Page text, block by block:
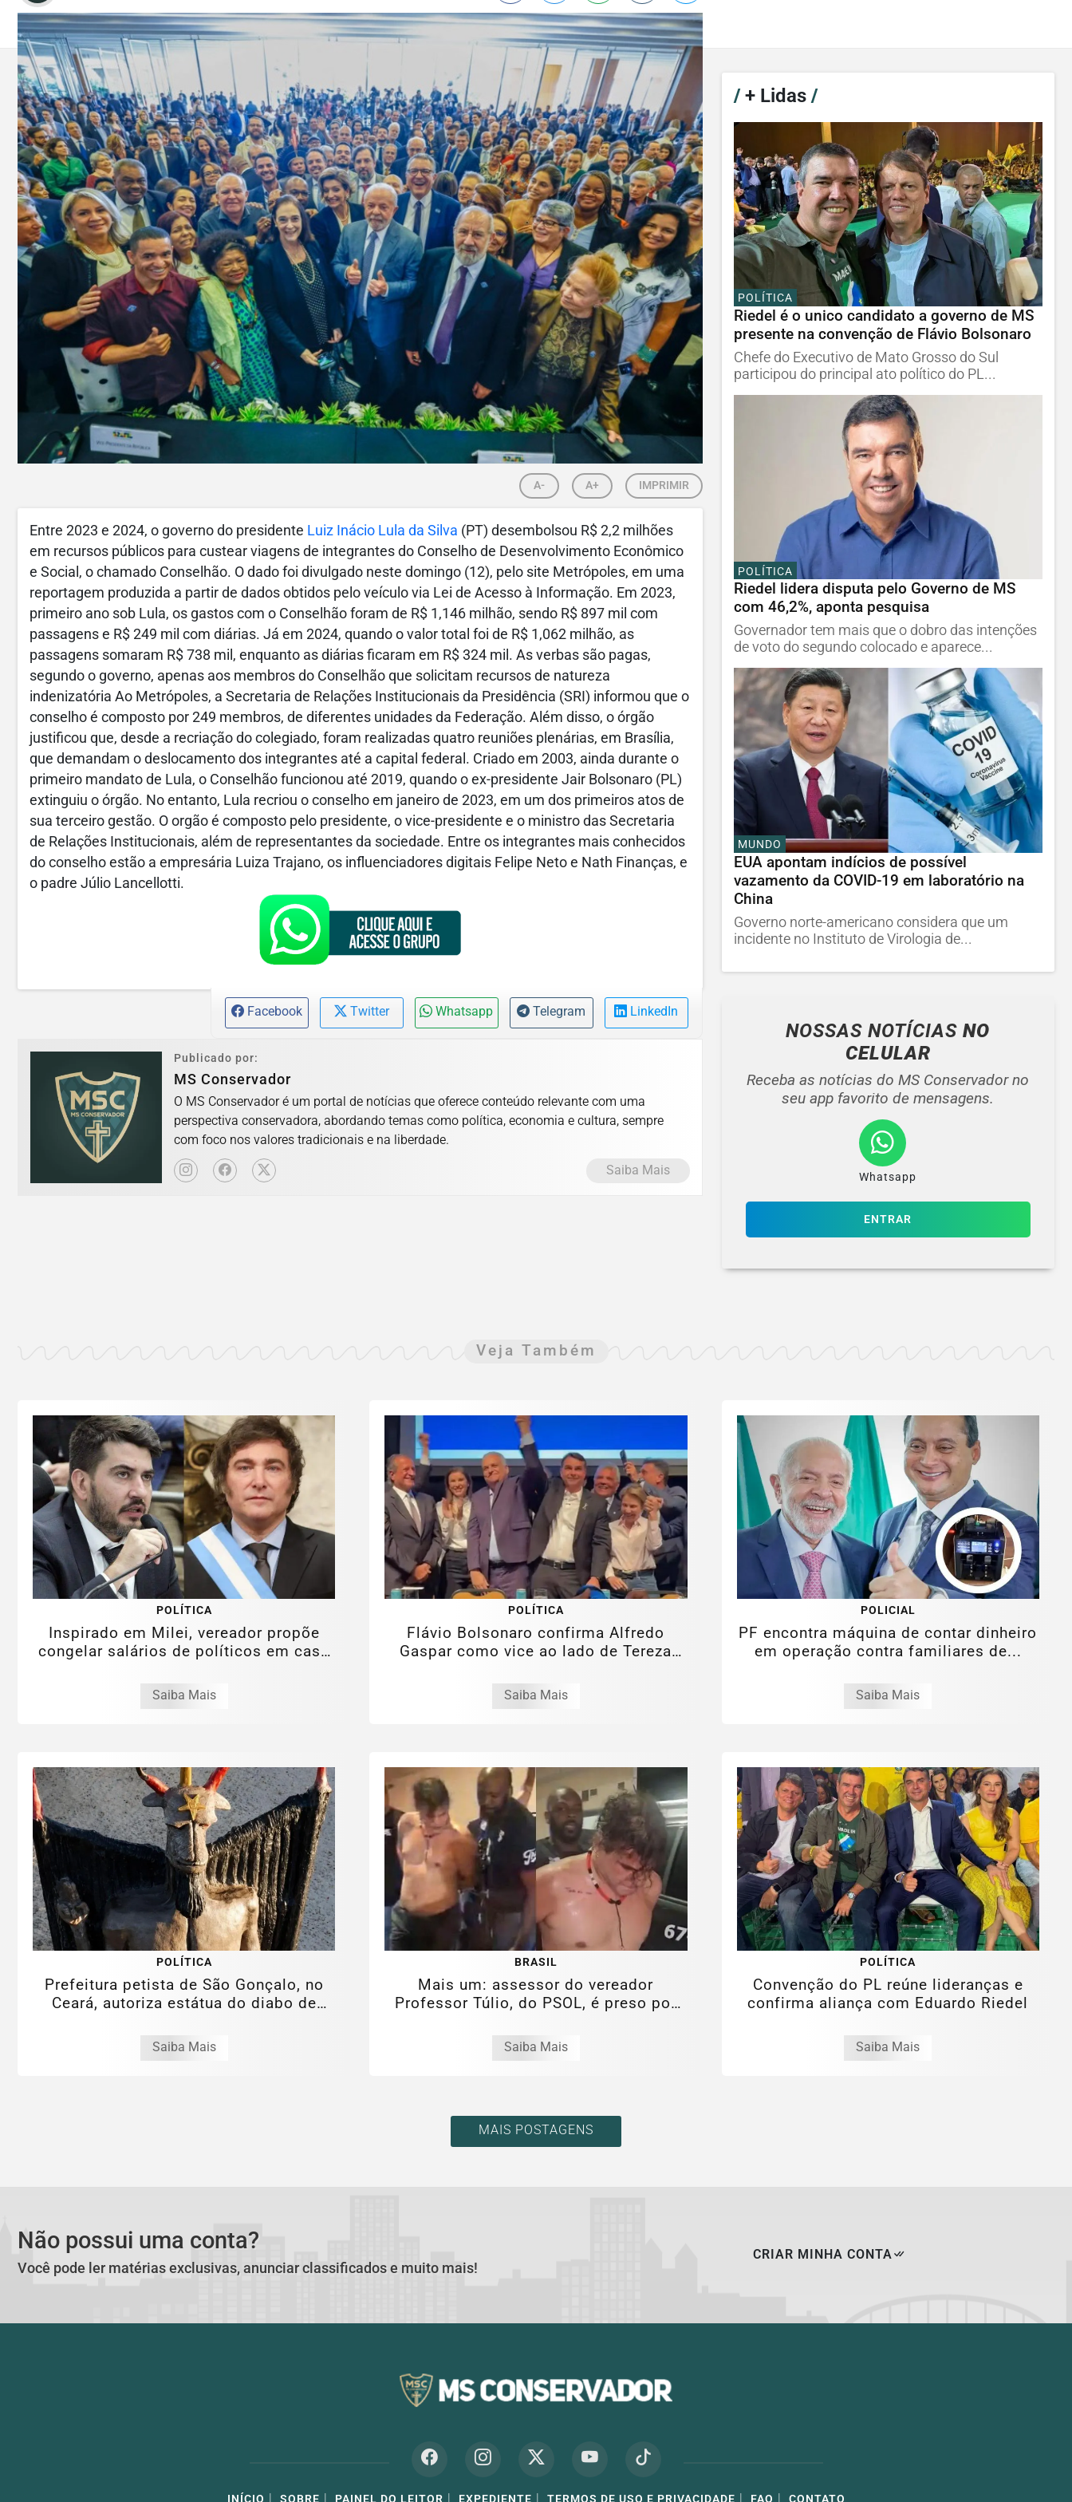
A- A+ IMPRIMIR
Entre 2023 e 2024, o governo do presidente Luiz Inácio Lula da Silva (PT) desembolsou R$ 2,2 milhões
em recursos públicos para custear viagens de integrantes do Conselho de Desenvolvimento Econômico
e Social, o chamado Conselhão. O dado foi divulgado neste domingo (12), pelo site Metrópoles, em uma
reportagem produzida a partir de dados obtidos pelo veículo via Lei de Acesso à Informação. Em 2023,
primeiro ano sob Lula, os gastos com o Conselhão foram de R$ 1,146 milhão, sendo R$ 897 mil com
passagens e R$ 249 mil com diárias. Já em 2024, quando o valor total foi de R$ 1,062 milhão, as
passagens somaram R$ 738 mil, enquanto as diárias ficaram em R$ 324 mil. As verbas são pagas,
segundo o governo, apenas aos membros do Conselhão que solicitam recursos de natureza
indenizatória Ao Metrópoles, a Secretaria de Relações Institucionais da Presidência (SRI) informou que o
conselho é composto por 249 membros, de diferentes unidades da Federação. Além disso, o órgão
justificou que, desde a recriação do colegiado, foram realizadas quatro reuniões plenárias, em Brasília,
que demandam o deslocamento dos integrantes até a capital federal. Criado em 2003, ainda durante o
primeiro mandato de Lula, o Conselhão funcionou até 2019, quando o ex-presidente Jair Bolsonaro (PL)
extinguiu o órgão. No entanto, Lula recriou o conselho em janeiro de 2023, em um dos primeiros atos de
sua terceiro gestão. O orgão é composto pelo presidente, o vice-presidente e o ministro das Secretaria
de Relações Institucionais, além de representantes da sociedade. Entre os integrantes mais conhecidos
do conselho estão a empresária Luiza Trajano, os influenciadores digitais Felipe Neto e Nath Finanças, e
o padre Júlio Lancellotti.
Facebook Twitter Whatsapp Telegram LinkedIn
Publicado por:
MS Conservador
O MS Conservador é um portal de notícias que oferece conteúdo relevante com uma
perspectiva conservadora, abordando temas como política, economia e cultura, sempre
com foco nos valores tradicionais e na liberdade.
Saiba Mais
/+ Lidas /
POLÍTICA
Riedel é o unico candidato a governo de MS
presente na convenção de Flávio Bolsonaro
Chefe do Executivo de Mato Grosso do Sul
participou do principal ato político do PL...
POLÍTICA
Riedel lidera disputa pelo Governo de MS
com 46,2%, aponta pesquisa
Governador tem mais que o dobro das intenções
de voto do segundo colocado e aparece...
MUNDO
EUA apontam indícios de possível
vazamento da COVID-19 em laboratório na
China
Governo norte-americano considera que um
incidente no Instituto de Virologia de...
NOSSAS NOTÍCIASNO
CELULAR
Receba as notícias do MS Conservador no
seu app favorito de mensagens.
Whatsapp
ENTRAR
Veja Também
POLÍTICA
Inspirado em Milei, vereador propõe
congelar salários de políticos em caso
Saiba Mais
POLÍTICA
Flávio Bolsonaro confirma Alfredo
Gaspar como vice ao lado de Tereza
Saiba Mais
POLICIAL
PF encontra máquina de contar dinheiro
em operação contra familiares de...
Saiba Mais
POLÍTICA
Prefeitura petista de São Gonçalo, no
Ceará, autoriza estátua do diabo de
Saiba Mais
BRASIL
Mais um: assessor do vereador
Professor Túlio, do PSOL, é preso por
Saiba Mais
POLÍTICA
Convenção do PL reúne lideranças e
confirma aliança com Eduardo Riedel
Saiba Mais
MAIS POSTAGENS
Não possui uma conta?
Você pode ler matérias exclusivas, anunciar classificados e muito mais!
CRIAR MINHA CONTA
INÍCIO | SOBRE | PAINEL DO LEITOR | EXPEDIENTE | TERMOS DE USO E PRIVACIDADE | FAQ | CONTATO